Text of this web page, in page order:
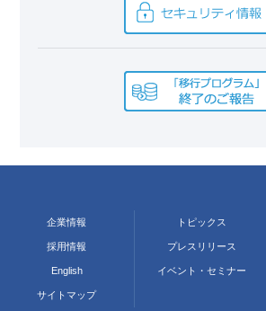
企業情報
採用情報
English
サイトマップ
トピックス
プレスリリース
イベント・セミナー